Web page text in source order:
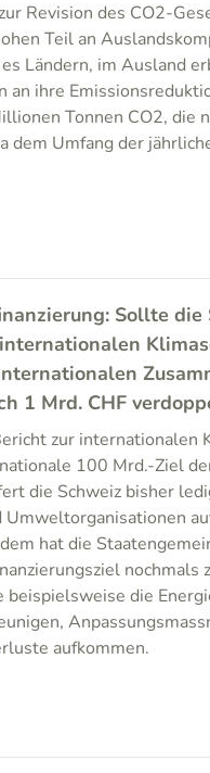
Revision des CO2-
Teil an
Ländern, im Ausland
an ihre
Tonnen CO2, die
Umfang der
Sollte die
1 Mrd. CHF
zur internationalen
100 Mrd.-Ziel
die Schweiz bisher
hat die
nochmals
beispielsweise die
aufkommen.